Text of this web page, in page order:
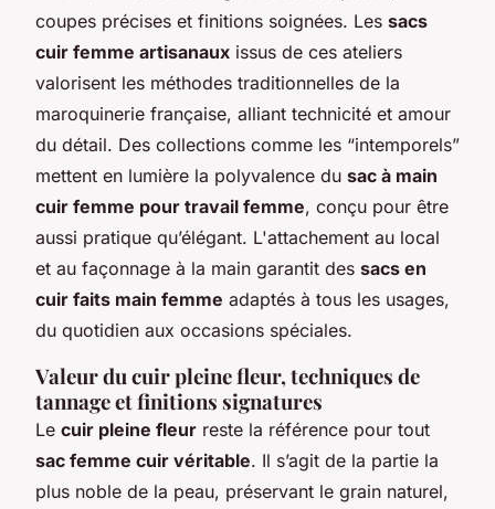
coupes précises et finitions soignées. Les sacs
cuir femme artisanaux issus de ces ateliers
valorisent les méthodes traditionnelles de la
maroquinerie française, alliant technicité et amour
du détail. Des collections comme les “intemporels”
mettent en lumière la polyvalence du sac à main
cuir femme pour travail femme, conçu pour être
aussi pratique qu’élégant. L'attachement au local
et au façonnage à la main garantit des sacs en
cuir faits main femme adaptés à tous les usages,
du quotidien aux occasions spéciales.
Valeur du cuir pleine fleur, techniques de
tannage et finitions signatures
Le cuir pleine fleur reste la référence pour tout
sac femme cuir véritable. Il s’agit de la partie la
plus noble de la peau, préservant le grain naturel,